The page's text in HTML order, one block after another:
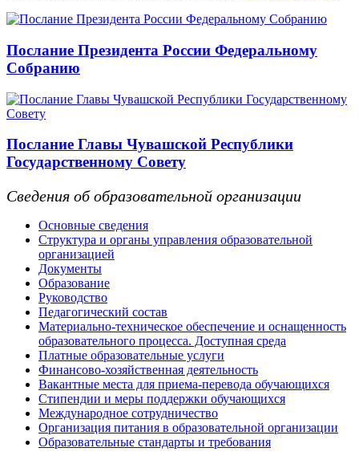
Послание Президента России Федеральному
Собранию
Послание Главы Чувашской Республики
Государственному Совету
Сведения об образовательной организации
Основные сведения
Структура и органы управления образовательной
организацией
Документы
Образование
Руководство
Педагогический состав
Материально-техническое обеспечение и оснащенность
образовательного процесса. Доступная среда
Платные образовательные услуги
Финансово-хозяйственная деятельность
Вакантные места для приема-перевода обучающихся
Стипендии и меры поддержки обучающихся
Международное сотрудничество
Организация питания в образовательной организации
Образовательные стандарты и требования